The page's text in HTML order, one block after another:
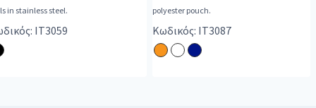
in stainless steel.
IT3059
polyester pouch.
Κωδικός: IT3087